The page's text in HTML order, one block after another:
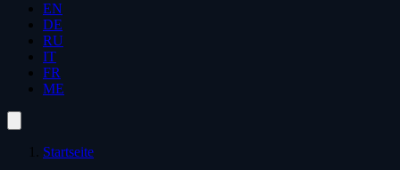
EN
DE
RU
IT
FR
ME
Startseite